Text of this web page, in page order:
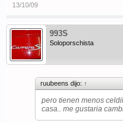
13/10/09
993S
Soloporschista
ruubeens dijo: ↑
pero tienen menos
casa.. me gustaria